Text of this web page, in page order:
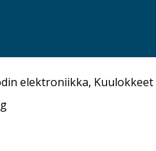
elektroniikka, Kuulokkeet